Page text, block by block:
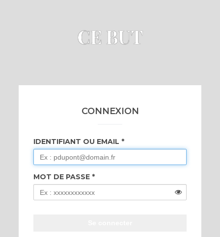
CE BUT
CONNEXION
IDENTIFIANT OU EMAIL
MOT DE PASSE